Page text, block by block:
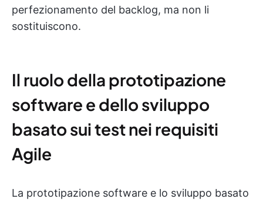
perfezionamento del backlog, ma non li
sostituiscono.
Il ruolo della prototipazione
software e dello sviluppo
basato sui test nei requisiti
Agile
La prototipazione software e lo sviluppo basato